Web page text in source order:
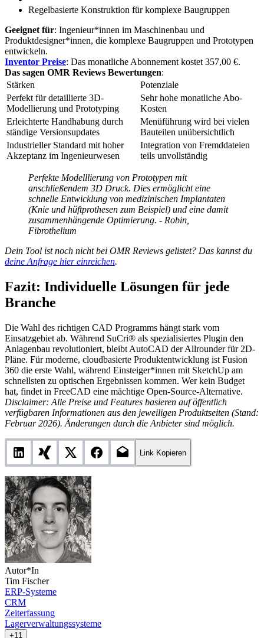
Regelbasierte Konstruktion für komplexe Baugruppen
Geeignet für: Ingenieur*innen im Maschinenbau und
Produktdesigner*innen, die komplexe Baugruppen und Prototypen
entwickeln.
Inventor Preise: Das monatliche Abonnement kostet 357,00 €.
Das sagen OMR Reviews Bewertungen:
Stärken
Potenziale
Perfekt für detaillierte 3D-
Modellierung und Prototyping
Sehr hohe monatliche Abo-
Kosten
Erleichterte Handhabung durch
ständige Versionsupdates
Menüführung wird bei vielen
Bauteilen unübersichtlich
Industrieller Standard mit hoher
Akzeptanz im Ingenieurwesen
Integration von Fremddateien
teils unvollständig
Perfekte Modelllierung von Prototypen mit
anschließendem 3D Druck. Dies ermöglicht eine
schnelle Entwicklung von medizinischen Implantaten
(Knie und hüftprothesen zum Beispiel) und eine damit
zusammenhängende Optimierung. - Robin,
Fibrothelium
Dein Tool ist noch nicht bei OMR Reviews gelistet? Das kannst du
deine Anfrage hier einreichen.
Fazit: Individuelle Lösungen für jede
Branche
Die Wahl des richtigen CAD Programms hängt stark vom
Einsatzgebiet ab. Während SuCri® als spezialisiertes Plugin den
Anlagenbau revolutioniert, bleibt AutoCAD der Allrounder für 2D-
Pläne. Für moderne, cloudbasierte Produktentwicklung ist Fusion
360 die erste Wahl, während Einsteiger*innen mit SketchUp am
schnellsten zu optischen Ergebnissen kommen. Wer kein Budget
hat, findet in FreeCAD eine mächtige Open-Source-Alternative.
Disclaimer: Alle Preise und Features basieren auf öffentlich
verfügbaren Informationen aus den jeweiligen Produktseiten (Stand:
Februar 2026). Änderungen durch die Anbieter sind möglich.
Link Kopieren
Autor*In
Tim Fischer
ERP-Systeme
CRM
Zeiterfassung
Lagerverwaltungssysteme
+11